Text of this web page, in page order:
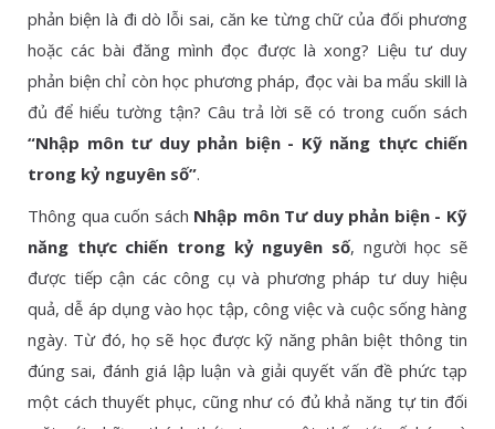
phản biện là đi dò lỗi sai, căn ke từng chữ của đối phương
hoặc các bài đăng mình đọc được là xong? Liệu tư duy
phản biện chỉ còn học phương pháp, đọc vài ba mẩu skill là
đủ để hiểu tường tận? Câu trả lời sẽ có trong cuốn sách
“Nhập môn tư duy phản biện - Kỹ năng thực chiến
trong kỷ nguyên số”.
Thông qua cuốn sách Nhập môn Tư duy phản biện - Kỹ
năng thực chiến trong kỷ nguyên số, người học sẽ
được tiếp cận các công cụ và phương pháp tư duy hiệu
quả, dễ áp dụng vào học tập, công việc và cuộc sống hàng
ngày. Từ đó, họ sẽ học được kỹ năng phân biệt thông tin
đúng sai, đánh giá lập luận và giải quyết vấn đề phức tạp
một cách thuyết phục, cũng như có đủ khả năng tự tin đối